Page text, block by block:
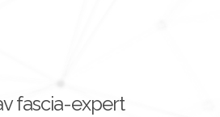
fascia-expert